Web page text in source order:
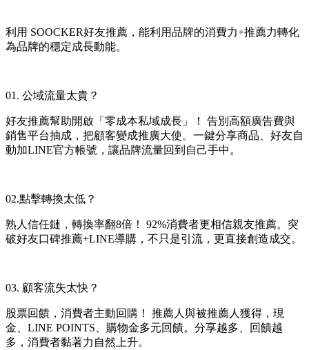
利用 SOOCKER好友推薦，能利用品牌的消費力+推薦力轉化
為品牌的穩定成長動能。
01. 公域流量太貴？
好友推薦幫助開啟「零成本私域成長」！ 告別高額廣告費與
銷售平台抽成，把顧客變成推廣大使。一鍵分享商品、好友自
動加LINE官方帳號，讓品牌流量回到自己手中。
02.點擊轉換太低？
熟人信任鏈，轉換率翻8倍！ 92%消費者更相信親友推薦。突
破好友口碑推薦+LINE導購，不只是引流，更直接創造成交。
03. 顧客流失太快？
股票回饋，消費者主動回購！ 推薦人與被推薦人獲得，現
金、LINE POINTS、購物金多元回饋。分享越多、回饋越
多，消費者黏著力自然上升。